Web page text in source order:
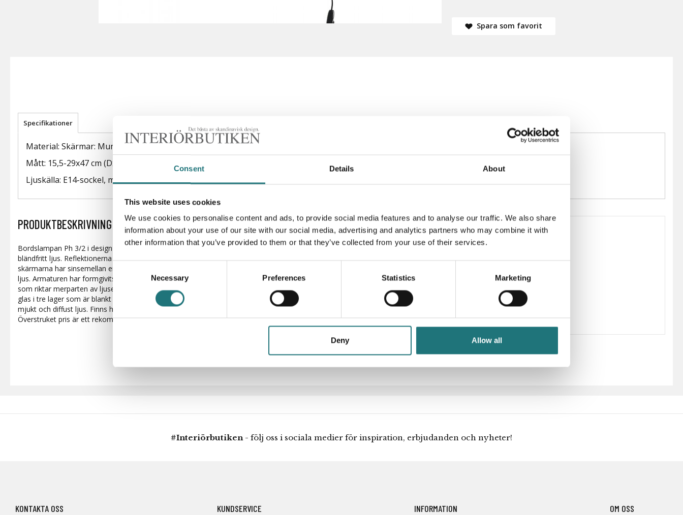
Consent Details About
This website uses cookies
We use cookies to personalise content and ads, to provide social media features and to analyse our traffic. We also share
information about your use of our site with our social media, advertising and analytics partners who may combine it with
other information that you’ve provided to them or that they’ve collected from your use of their services.
Consent
Selection
Necessary Preferences Statistics Marketing
Deny Allow all
Spara som favorit
Specifikationer
Material: Skärmar: Munblåst vitt opalglas. Topplatta, fot och stativ i högglansförkromad, trycksvarvad mässing
Mått: 15,5-29x47 cm (DxH)
Ljuskälla: E14-sockel, max 40W
PRODUKTBESKRIVNING
Bordslampan Ph 3/2 i design av Poul Henningsen från Louis Poulsen skapar ett
bländfritt ljus. Reflektionerna från skärmarna sprids över en logaritmisk spiral och
skärmarna har sinsemellan en relation på 3:2:1 - varje skärm minskar mängden
ljus. Armaturen har formgivits utifrån principen om ett reflekterande treskärmssystem
som riktar merparten av ljuset nedåt. Skärmarna är utförda i munblåst, opaliserande
glas i tre lager som är blankt på utsidan och sandblästrat matt på insidan, vilket ger ett
mjukt och diffust ljus. Finns här i två färger för enkelt köp online. PRISINFORMATION:
Överstruket pris är ett rekommenderat pris från leverantören
Designer
Poul Henningsen
#Interiörbutiken- följ oss i sociala medier för inspiration, erbjudanden och nyheter!
KONTAKTA OSS KUNDSERVICE INFORMATION OM OSS